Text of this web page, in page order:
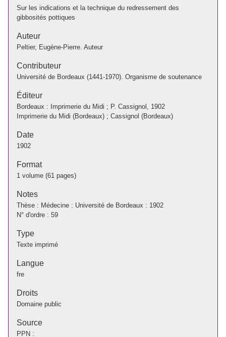
Sur les indications et la technique du redressement des
gibbosités pottiques
Auteur
Peltier, Eugène-Pierre. Auteur
Contributeur
Université de Bordeaux (1441-1970). Organisme de soutenance
Éditeur
Bordeaux : Imprimerie du Midi ; P. Cassignol, 1902
Imprimerie du Midi (Bordeaux) ; Cassignol (Bordeaux)
Date
1902
Format
1 volume (61 pages)
Notes
Thèse : Médecine : Université de Bordeaux : 1902
N° d'ordre : 59
Type
Texte imprimé
Langue
fre
Droits
Domaine public
Source
PPN :